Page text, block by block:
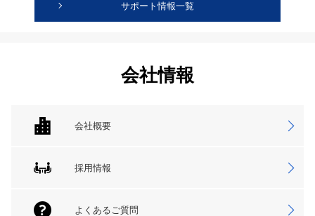
サポート情報一覧
会社情報
会社概要
採用情報
よくあるご質問